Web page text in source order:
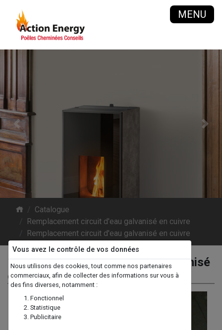
Vous avez le contrôle de vos données
Nous utilisons des cookies, tout comme nos partenaires
commerciaux, afin de collecter des informations sur vous à
des fins diverses, notamment :
Fonctionnel
Statistique
Publicitaire
MENU
Previous Next
Catalogue
Remplacement circuit d'eau galvanisé en cuivre
Remplacement circuit d'eau galvanisé en cuivre
Remplacement circuit d'eau galvanisé
en cuivre